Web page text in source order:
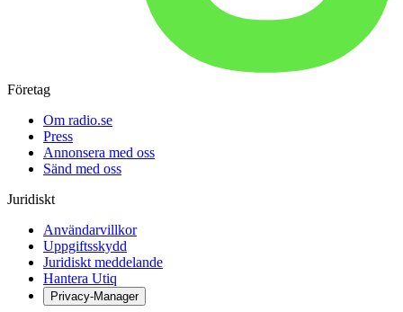
Företag
Om radio.se
Press
Annonsera med oss
Sänd med oss
Juridiskt
Användarvillkor
Uppgiftsskydd
Juridiskt meddelande
Hantera Utiq
Privacy-Manager